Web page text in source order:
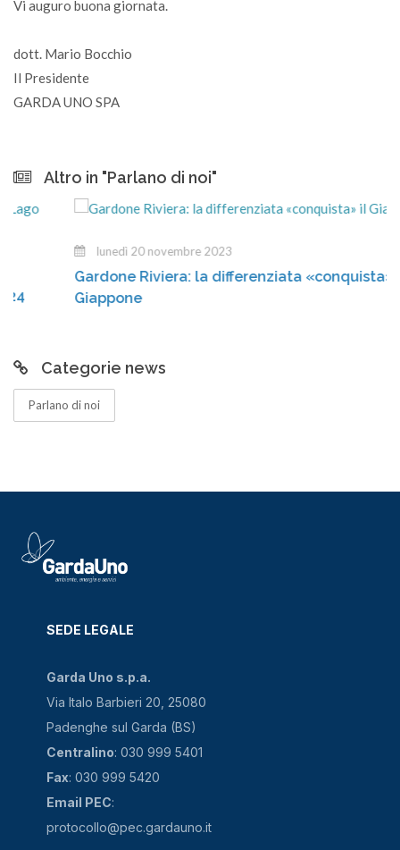
Vi auguro buona giornata.
dott. Mario Bocchio
Il Presidente
GARDA UNO SPA
Altro in "Parlano di noi"
lunedì 20 novembre 2023
Gardone Riviera: la differenziata «conquista» il
Giappone
Categorie news
Parlano di noi
SEDE LEGALE
Garda Uno s.p.a.
Via Italo Barbieri 20, 25080
Padenghe sul Garda (BS)
Centralino: 030 999 5401
Fax: 030 999 5420
Email PEC:
protocollo@pec.gardauno.it